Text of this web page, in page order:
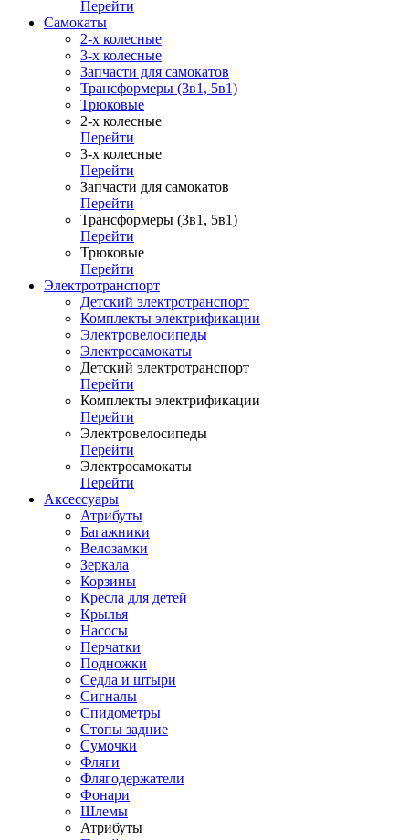
Перейти
Самокаты
2-х колесные
3-х колесные
Запчасти для самокатов
Трансформеры (3в1, 5в1)
Трюковые
2-х колесные
Перейти
3-х колесные
Перейти
Запчасти для самокатов
Перейти
Трансформеры (3в1, 5в1)
Перейти
Трюковые
Перейти
Электротранспорт
Детский электротранспорт
Комплекты электрификации
Электровелосипеды
Электросамокаты
Детский электротранспорт
Перейти
Комплекты электрификации
Перейти
Электровелосипеды
Перейти
Электросамокаты
Перейти
Аксессуары
Атрибуты
Багажники
Велозамки
Зеркала
Корзины
Кресла для детей
Крылья
Насосы
Перчатки
Подножки
Седла и штыри
Сигналы
Спидометры
Стопы задние
Сумочки
Фляги
Флягодержатели
Фонари
Шлемы
Атрибуты